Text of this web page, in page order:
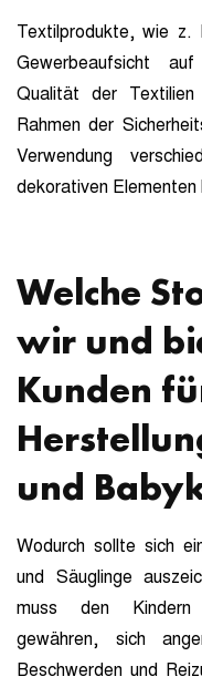
Textilprodukte, wie
Gewerbeaufsicht
Qualität der
Rahmen der
Verwendung
dekorativen Elementen
Welche
wir und
Kunden
und
Wodurch sollte sich
und Säuglinge
muss den Kindern
gewähren, sich
Beschwerden und